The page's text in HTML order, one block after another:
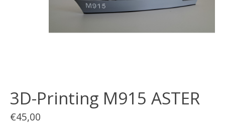
3D-Printing M915 ASTER
€45,00